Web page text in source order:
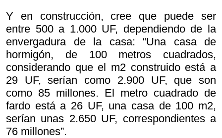
Y en construcción, cree que puede ser
entre 500 a 1.000 UF, dependiendo de la
envergadura de la casa: “Una casa de
hormigón, de 100 metros cuadrados,
considerando que el m2 construido está a
29 UF, serían como 2.900 UF, que son
como 85 millones. El metro cuadrado de
fardo está a 26 UF, una casa de 100 m2,
serían unas 2.650 UF, correspondientes a
76 millones”.